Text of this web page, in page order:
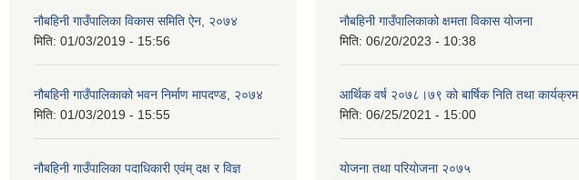
नौबहिनी गाउँपालिका विकास समिति ऐन, २०७४
मिति: 01/03/2019 - 15:56
नौबहिनी गाउँपालिकाको भवन निर्माण मापदण्ड, २०७४
मिति: 01/03/2019 - 15:55
नौबहिनी गाउँपालिका पदाधिकारी एवंम् दक्ष र विज्ञ
नौबहिनी गाउँपालिकाको क्षमता विकास योजना
मिति: 06/20/2023 - 10:38
आर्थिक वर्ष २०७८।७९ काे बार्षिक निति तथा कार्यक्रम
मिति: 06/25/2021 - 15:00
याेजना तथा परियाेजना २०७५